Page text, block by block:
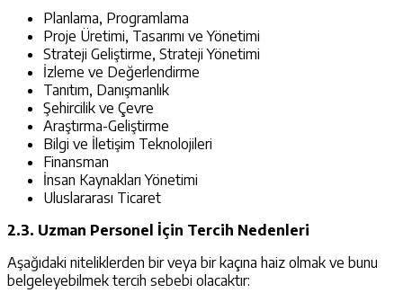
Planlama, Programlama
Proje Üretimi, Tasarımı ve Yönetimi
Strateji Geliştirme, Strateji Yönetimi
İzleme ve Değerlendirme
Tanıtım, Danışmanlık
Şehircilik ve Çevre
Araştırma-Geliştirme
Bilgi ve İletişim Teknolojileri
Finansman
İnsan Kaynakları Yönetimi
Uluslararası Ticaret
2.3. Uzman Personel İçin Tercih Nedenleri
Aşağıdaki niteliklerden bir veya bir kaçına haiz olmak ve bunu
belgeleyebilmek tercih sebebi olacaktır: